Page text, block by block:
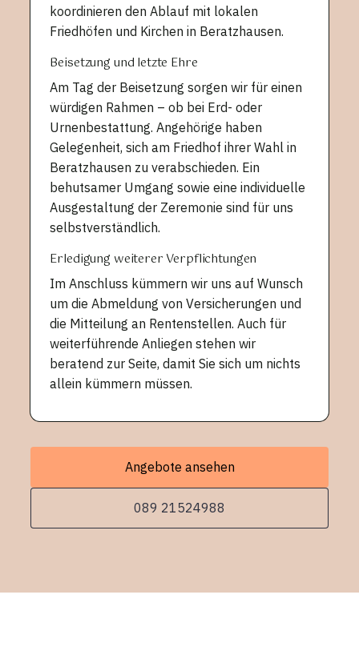
koordinieren den Ablauf mit lokalen
Friedhöfen und Kirchen in Beratzhausen.
Beisetzung und letzte Ehre
Am Tag der Beisetzung sorgen wir für einen
würdigen Rahmen – ob bei Erd- oder
Urnenbestattung. Angehörige haben
Gelegenheit, sich am Friedhof ihrer Wahl in
Beratzhausen zu verabschieden. Ein
behutsamer Umgang sowie eine individuelle
Ausgestaltung der Zeremonie sind für uns
selbstverständlich.
Erledigung weiterer Verpflichtungen
Im Anschluss kümmern wir uns auf Wunsch
um die Abmeldung von Versicherungen und
die Mitteilung an Rentenstellen. Auch für
weiterführende Anliegen stehen wir
beratend zur Seite, damit Sie sich um nichts
allein kümmern müssen.
Angebote ansehen
089 21524988